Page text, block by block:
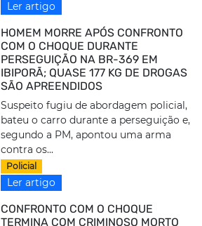
Ler artigo
HOMEM MORRE APÓS CONFRONTO
COM O CHOQUE DURANTE
PERSEGUIÇÃO NA BR-369 EM
IBIPORÃ; QUASE 177 KG DE DROGAS
SÃO APREENDIDOS
Suspeito fugiu de abordagem policial,
bateu o carro durante a perseguição e,
segundo a PM, apontou uma arma
contra os...
Policial
Ler artigo
CONFRONTO COM O CHOQUE
TERMINA COM CRIMINOSO MORTO